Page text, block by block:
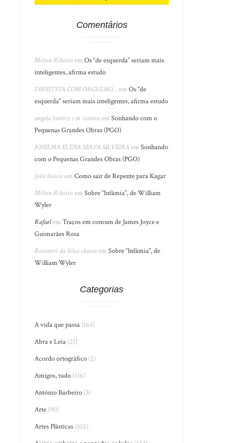
Comentários
Milton RibeiroemOs “de esquerda” seriam mais
inteligentes, afirma estudo
DIREITSTA COM ORGULHO... emOs “de
esquerda” seriam mais inteligentes, afirma estudo
angela beatriz s m viannaemSonhando com o
Pequenas Grandes Obras (PGO)
JOSELMA ELENA SERPA SILVEIRAemSonhando
com o Pequenas Grandes Obras (PGO)
João InácioemComo sair de Repente para Kagar
Milton RibeiroemSobre “Infâmia”, de William
Wyler
RafaelemTraços em comum de James Joyce e
Guimarães Rosa
Rosimeri da Silva chavesemSobre “Infâmia”, de
William Wyler
Categorias
A vida que passa (163)
Abra e Leia (21)
Acordo ortográfico (2)
Amigos, tudo (136)
António Barbeiro (3)
Arte (90)
Artes Plásticas (102)